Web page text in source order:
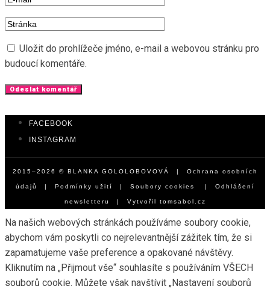
Uložit do prohlížeče jméno, e-mail a webovou stránku pro
budoucí komentáře.
FACEBOOK
INSTAGRAM
2015–2026 © BLANKA GOLOLOBOVOVÁ | Ochrana osobních
údajů | Podmínky užití | Soubory cookies | Odhlášení
newsletteru | Vytvořil tomsabol.cz
Na našich webových stránkách používáme soubory cookie,
abychom vám poskytli co nejrelevantnější zážitek tím, že si
zapamatujeme vaše preference a opakované návštěvy.
Kliknutím na „Přijmout vše“ souhlasíte s používáním VŠECH
souborů cookie. Můžete však navštívit „Nastavení souborů